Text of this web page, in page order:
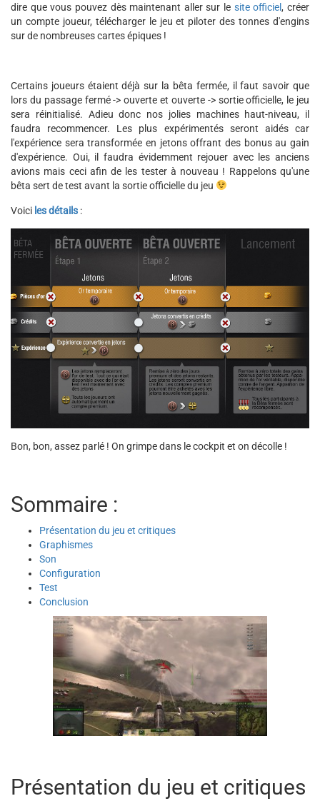
dire que vous pouvez dès maintenant aller sur le site officiel, créer
un compte joueur, télécharger le jeu et piloter des tonnes d'engins
sur de nombreuses cartes épiques !
Certains joueurs étaient déjà sur la bêta fermée, il faut savoir que
lors du passage fermé -> ouverte et ouverte -> sortie officielle, le jeu
sera réinitialisé. Adieu donc nos jolies machines haut-niveau, il
faudra recommencer. Les plus expérimentés seront aidés car
l'expérience sera transformée en jetons offrant des bonus au gain
d'expérience. Oui, il faudra évidemment rejouer avec les anciens
avions mais ceci afin de les tester à nouveau ! Rappelons qu'une
bêta sert de test avant la sortie officielle du jeu
Voici les détails :
Bon, bon, assez parlé ! On grimpe dans le cockpit et on décolle !
Sommaire :
Présentation du jeu et critiques
Graphismes
Son
Configuration
Test
Conclusion
Présentation du jeu et critiques